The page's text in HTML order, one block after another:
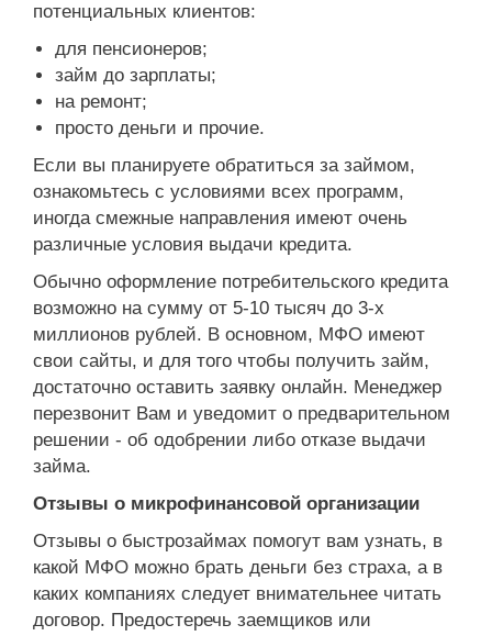
потенциальных клиентов:
для пенсионеров;
займ до зарплаты;
на ремонт;
просто деньги и прочие.
Если вы планируете обратиться за займом,
ознакомьтесь с условиями всех программ,
иногда смежные направления имеют очень
различные условия выдачи кредита.
Обычно оформление потребительского кредита
возможно на сумму от 5-10 тысяч до 3-х
миллионов рублей. В основном, МФО имеют
свои сайты, и для того чтобы получить займ,
достаточно оставить заявку онлайн. Менеджер
перезвонит Вам и уведомит о предварительном
решении - об одобрении либо отказе выдачи
займа.
Отзывы о микрофинансовой организации
Отзывы о быстрозаймах помогут вам узнать, в
какой МФО можно брать деньги без страха, а в
каких компаниях следует внимательнее читать
договор. Предостеречь заемщиков или